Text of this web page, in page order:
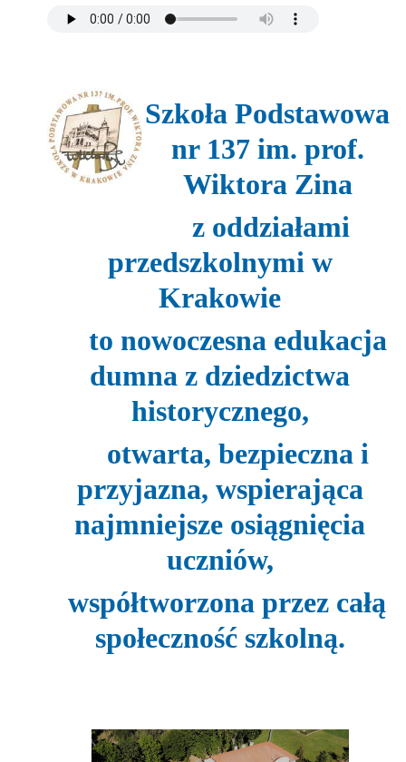
Szkoła Podstawowa
nr 137 im. prof.
Wiktora Zina
z oddziałami
przedszkolnymi w
Krakowie
to nowoczesna edukacja
dumna z dziedzictwa
historycznego,
otwarta, bezpieczna i
przyjazna, wspierająca
najmniejsze osiągnięcia
uczniów,
współtworzona przez całą
społeczność szkolną.